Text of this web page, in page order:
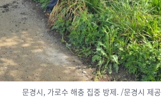
문경시, 가로수 해충 집중 방제. /문경시 제공